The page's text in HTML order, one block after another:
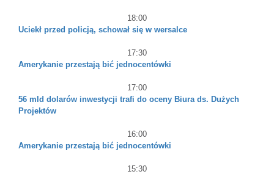
18:00
Uciekł przed policją, schował się w wersalce
17:30
Amerykanie przestają bić jednocentówki
17:00
56 mld dolarów inwestycji trafi do oceny Biura ds. Dużych
Projektów
16:00
Amerykanie przestają bić jednocentówki
15:30